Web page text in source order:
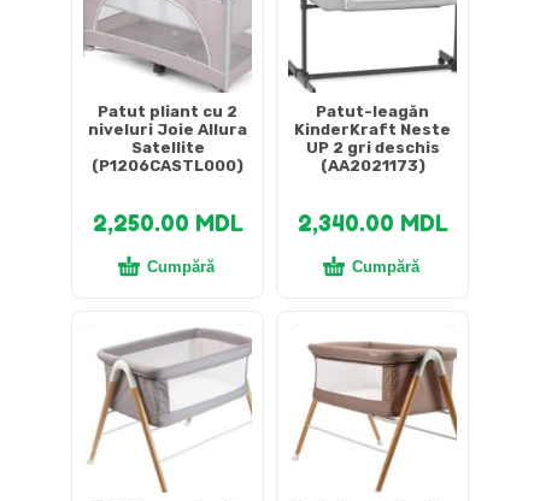
Patut pliant cu 2
niveluri Joie Allura
Satellite
(P1206CASTL000)
2,250.00 MDL
Cumpără
Patut-leagăn
KinderKraft Neste
UP 2 gri deschis
(AA2021173)
2,340.00 MDL
Cumpără